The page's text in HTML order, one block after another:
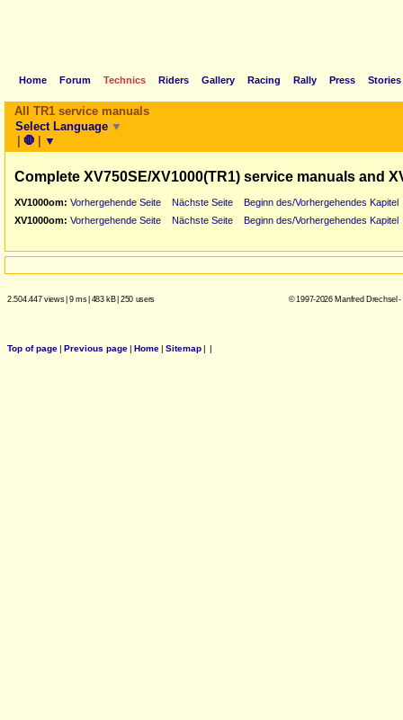
Home Forum Technics Riders Gallery Racing Rally Press Stories
All TR1 service manuals
Select Language ▼
| 🛑 | ▼
Complete XV750SE/XV1000(TR1) service manuals and
XV1000om: Vorhergehende Seite Nächste Seite
Beginn des/Vorhergehendes Kapitel
XV1000om: Vorhergehende Seite Nächste Seite Beginn des/Vorhergehendes Kapitel
2.504.447 views| 9 ms| 483 kB| 250 users © 1997-2026 Manfred Drechsel
Top of page| Previous page| Home| Sitemap| |